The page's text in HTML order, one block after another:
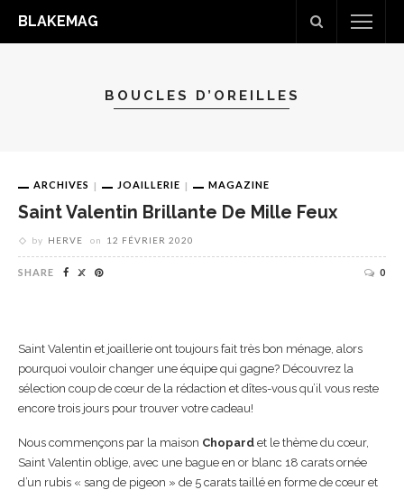
BLAKEMAG
BOUCLES D’OREILLES
ARCHIVES JOAILLERIE MAGAZINE
Saint Valentin Brillante De Mille Feux
by HERVE on 12 FÉVRIER 2020
SHARE 0
Saint Valentin et joaillerie ont toujours fait très bon ménage, alors
pourquoi vouloir changer une équipe qui gagne? Découvrez la
sélection coup de cœur de la rédaction et dîtes-vous qu’il vous reste
encore trois jours pour trouver votre cadeau!
Nous commençons par la maison Chopard et le thème du cœur,
Saint Valentin oblige, avec une bague en or blanc 18 carats ornée
d’un rubis « sang de pigeon » de 5 carats taillé en forme de cœur et